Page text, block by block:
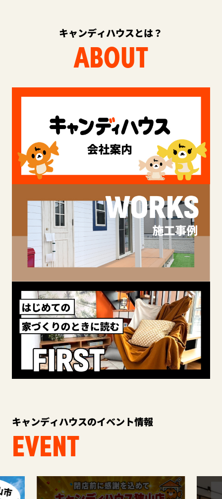
キャンディハウスとは？
ABOUT
キャンディハウスのイベント情報
EVENT